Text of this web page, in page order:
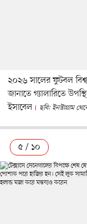
২০২৬ সালের ফুটবল
জানাতে গ্যালারিতে
ইসাবেল
ছবি: ইনস্টাগ্রাম
৫ / ১০